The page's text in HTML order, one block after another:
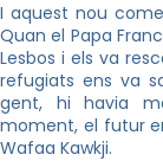
I aquest nou
Quan el Papa
Lesbos i els va
refugiats ens va
gent, hi havia
moment, el futur
Wafaa Kawkji.